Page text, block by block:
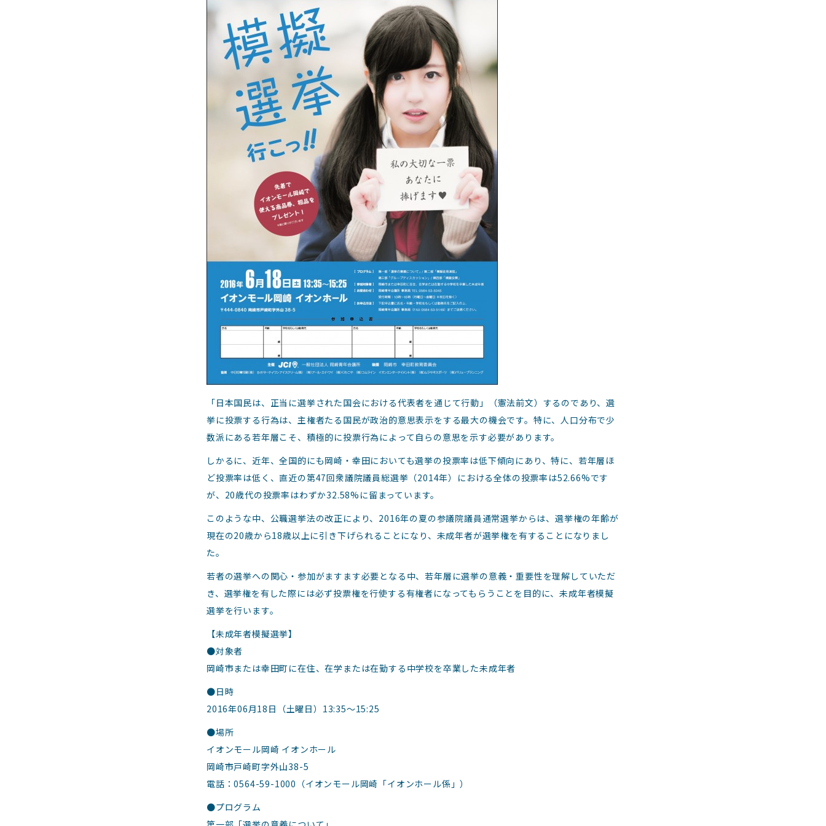
「日本国民は、正当に選挙された国会における代表者を通じて行動」（憲法前文）するのであり、選
挙に投票する行為は、主権者たる国民が政治的意思表示をする最大の機会です。特に、人口分布で少
数派にある若年層こそ、積極的に投票行為によって自らの意思を示す必要があります。
しかるに、近年、全国的にも岡崎・幸田においても選挙の投票率は低下傾向にあり、特に、若年層ほ
ど投票率は低く、直近の第47回衆議院議員総選挙（2014年）における全体の投票率は52.66%です
が、20歳代の投票率はわずか32.58%に留まっています。
このような中、公職選挙法の改正により、2016年の夏の参議院議員通常選挙からは、選挙権の年齢が
現在の20歳から18歳以上に引き下げられることになり、未成年者が選挙権を有することになりまし
た。
若者の選挙への関心・参加がますます必要となる中、若年層に選挙の意義・重要性を理解していただ
き、選挙権を有した際には必ず投票権を行使する有権者になってもらうことを目的に、未成年者模擬
選挙を行います。
【未成年者模擬選挙】
●対象者
岡崎市または幸田町に在住、在学または在勤する中学校を卒業した未成年者
●日時
2016年06月18日（土曜日）13:35～15:25
●場所
イオンモール岡崎 イオンホール
岡崎市戸崎町字外山38-5
電話：0564-59-1000（イオンモール岡崎「イオンホール係」）
●プログラム